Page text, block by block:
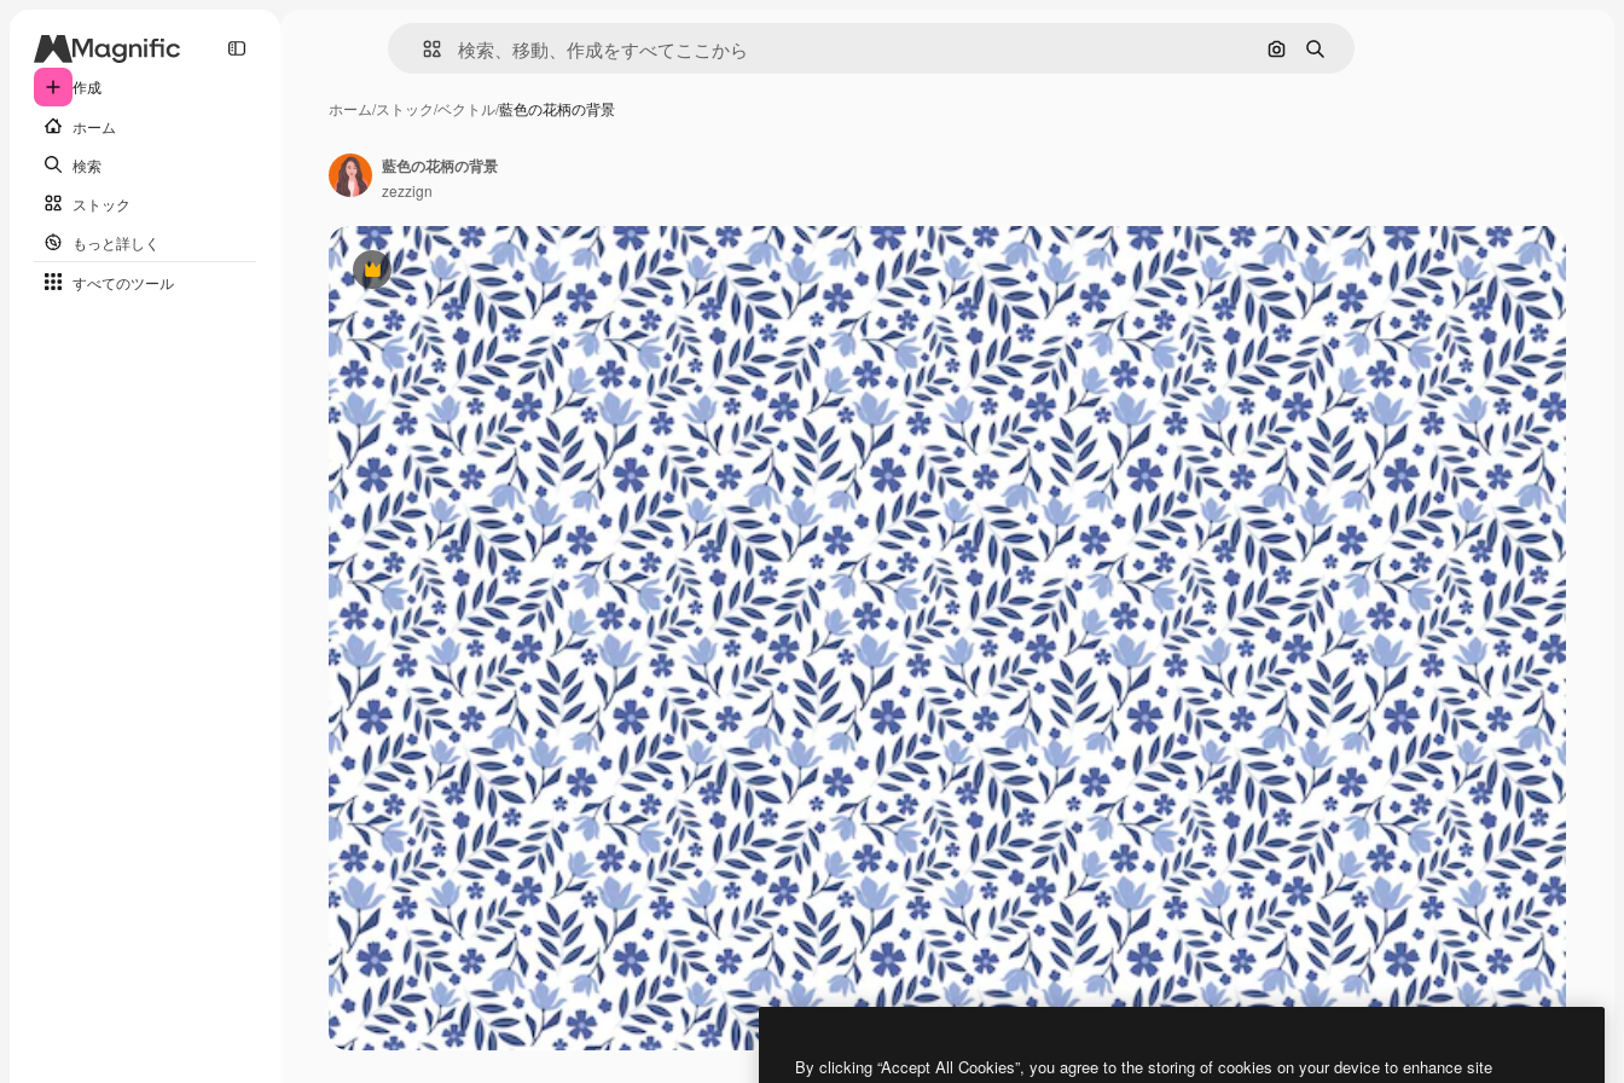
作成
ホーム
検索
ストック
もっと詳しく
すべてのツール
画像で検索
検索
ホーム/ストック/ベクトル/藍色の花柄の背景
Premium
藍色の花柄の背景
zezzign
By clicking “Accept All Cookies”, you agree to the storing of cookies on your device to enhance site